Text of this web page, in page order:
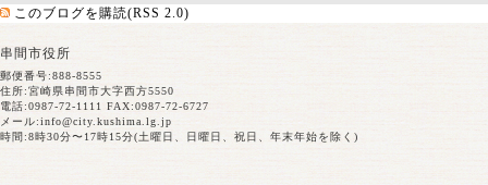
このブログを購読(RSS 2.0)
串間市役所
郵便番号:888-8555
住所:宮崎県串間市大字西方5550
電話:0987-72-1111 FAX:0987-72-6727
メール:info@city.kushima.lg.jp
時間:8時30分〜17時15分(土曜日、日曜日、祝日、年末年始を除く)